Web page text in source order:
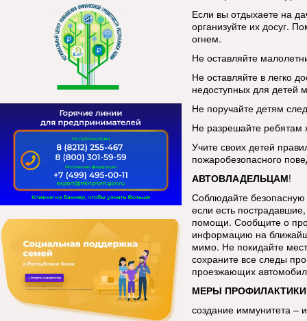
Если вы отдыхаете на
организуйте их досуг.
огнем.
Не оставляйте
Не оставляйте в легко
недоступных для детей
Не поручайте детям
Не разрешайте ребятам
Учите своих детей
пожаробезопасного
АВТОВЛАДЕЛЬЦАМ!
Соблюдайте
если есть
помощи. Сообщите о
информацию на
мимо. Не покидайте
сохраните все следы
проезжающих
МЕРЫ
создание иммунитета –